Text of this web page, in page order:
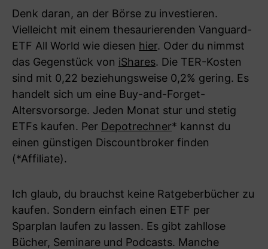
Denk daran, an der Börse zu investieren.
Vielleicht mit einem thesaurierenden Vanguard-
ETF All World wie diesen hier. Oder du nimmst
das Gegenstück von iShares. Die TER-Kosten
sind mit 0,22 beziehungsweise 0,2% gering. Es
handelt sich um eine Buy-and-Forget-
Altersvorsorge. Jeden Monat stur und stetig
ETFs kaufen. Per Depotrechner* kannst du
einen günstigen Discountbroker finden
(*Affiliate).
Ich glaub, du brauchst keine Ratgeberbücher zu
kaufen. Sondern einfach einen ETF per
Sparplan laufen zu lassen. Es gibt zahllose
Bücher, Seminare und Podcasts. Manche